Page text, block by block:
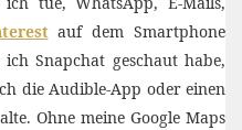
auf dem Smartphone
Snapchat geschaut habe,
die Audible-App oder einen
Ohne meine Google Maps